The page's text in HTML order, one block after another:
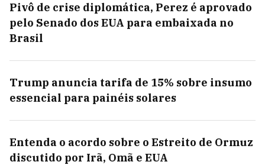
Pivô de crise diplomática, Perez é aprovado
pelo Senado dos EUA para embaixada no
Brasil
Trump anuncia tarifa de 15% sobre insumo
essencial para painéis solares
Entenda o acordo sobre o Estreito de Ormuz
discutido por Irã, Omã e EUA